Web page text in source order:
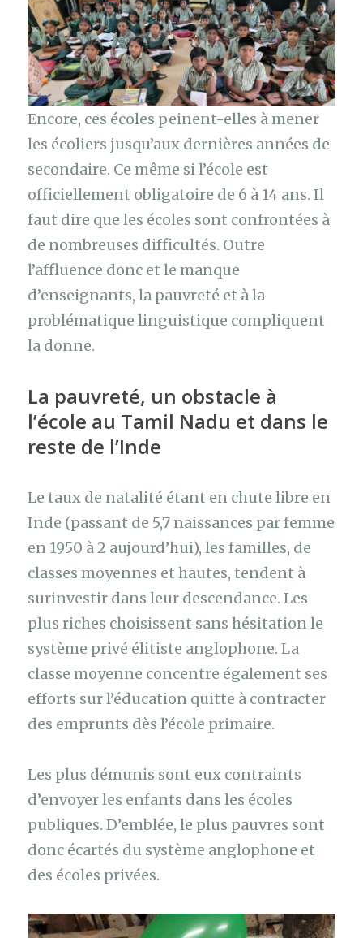
Encore, ces écoles peinent-elles à mener
les écoliers jusqu’aux dernières années de
secondaire. Ce même si l’école est
officiellement obligatoire de 6 à 14 ans. Il
faut dire que les écoles sont confrontées à
de nombreuses difficultés. Outre
l’affluence donc et le manque
d’enseignants, la pauvreté et à la
problématique linguistique compliquent
la donne.
La pauvreté, un obstacle à
l’école au Tamil Nadu et dans le
reste de l’Inde
Le taux de natalité étant en chute libre en
Inde (passant de 5,7 naissances par femme
en 1950 à 2 aujourd’hui), les familles, de
classes moyennes et hautes, tendent à
surinvestir dans leur descendance. Les
plus riches choisissent sans hésitation le
système privé élitiste anglophone. La
classe moyenne concentre également ses
efforts sur l’éducation quitte à contracter
des emprunts dès l’école primaire.
Les plus démunis sont eux contraints
d’envoyer les enfants dans les écoles
publiques. D’emblée, le plus pauvres sont
donc écartés du système anglophone et
des écoles privées.